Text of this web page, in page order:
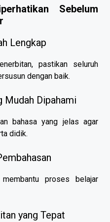
Sebelum
Lengkap
pastikan seluruh
dengan baik.
Mudah Dipahami
bahasa yang jelas agar
didik.
proses belajar
yang Tepat